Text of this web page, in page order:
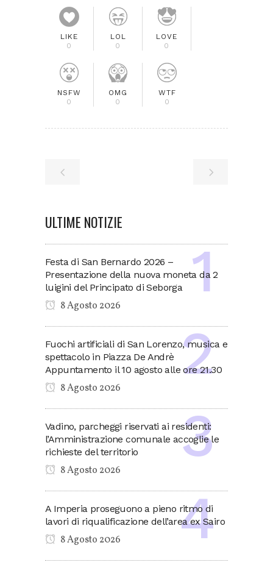
LIKE
0
LOL
0
LOVE
0
NSFW
0
OMG
0
WTF
0
ULTIME NOTIZIE
Festa di San Bernardo 2026 –
Presentazione della nuova moneta da 2
luigini del Principato di Seborga
8 Agosto 2026
Fuochi artificiali di San Lorenzo, musica e
spettacolo in Piazza De Andrè
Appuntamento il 10 agosto alle ore 21.30
8 Agosto 2026
Vadino, parcheggi riservati ai residenti:
l’Amministrazione comunale accoglie le
richieste del territorio
8 Agosto 2026
A Imperia proseguono a pieno ritmo di
lavori di riqualificazione dell’area ex Sairo
8 Agosto 2026